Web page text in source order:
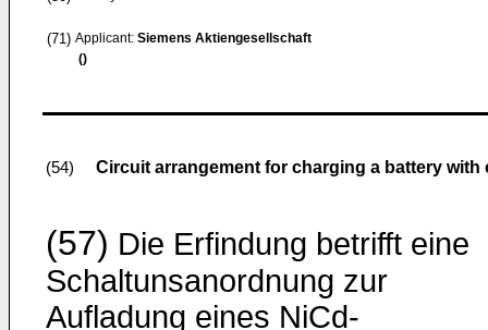
(71) Applicant: Siemens Aktiengesellschaft
()
(54) Circuit arrangement for charging a battery
(57) Die Erfindung betrifft eine
Schaltunsanordnung zur
Aufladung eines NiCd-